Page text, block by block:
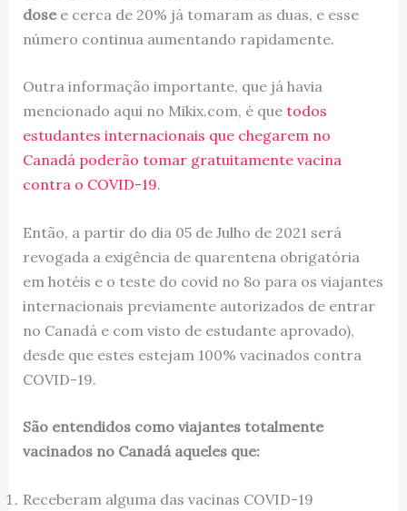
dosee cerca de 20% já tomaram as duas, e esse
número continua aumentando rapidamente.
Outra informação importante, que já havia
mencionado aqui no Mikix.com, é que todos
estudantes internacionais que chegarem no
Canadá poderão tomar gratuitamente vacina
contra o COVID-19.
Então, a partir do dia 05 de Julho de 2021 será
revogada a exigência de quarentena obrigatória
em hotéis e o teste do covid no 8o para os viajantes
internacionais previamente autorizados de entrar
no Canadá e com visto de estudante aprovado),
desde que estes estejam 100% vacinados contra
COVID-19.
São entendidos como viajantes totalmente
vacinados no Canadá aqueles que:
Receberam alguma das vacinas COVID-19